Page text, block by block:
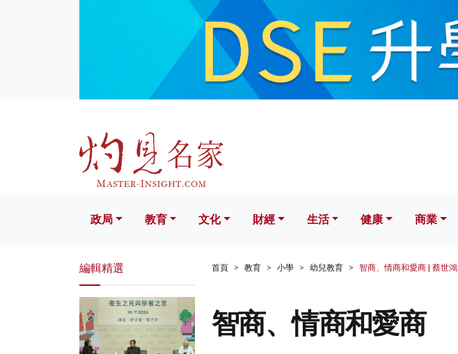
文化 財經 生活 健康
政局 教育 文化 財經 生活 健康 商業
首頁 教育 小學 幼兒教育 智商、情商和愛商 | 蔡世鴻
智商、情商和愛商
編輯精選